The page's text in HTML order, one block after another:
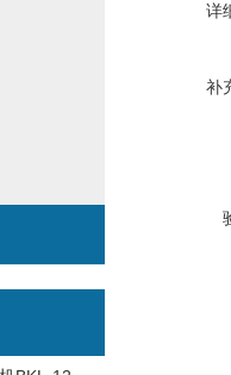
详
补